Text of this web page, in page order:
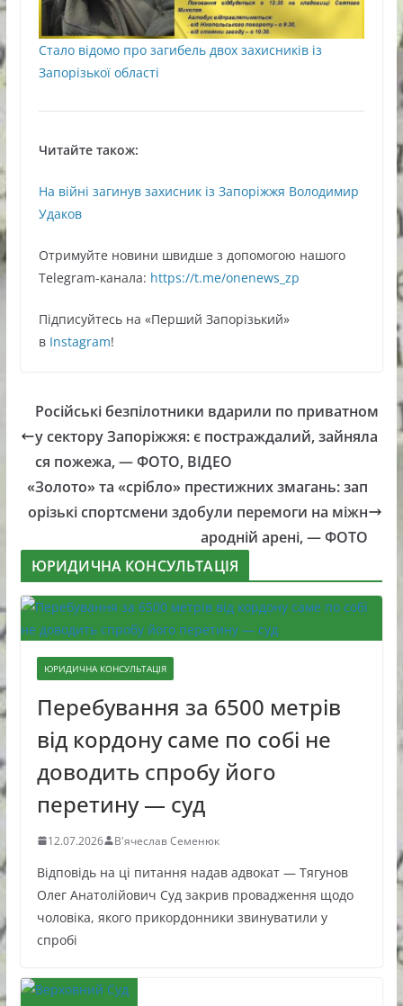
Стало відомо про загибель двох захисників із
Запорізької області
Читайте також:
На війні загинув захисник із Запоріжжя Володимир
Удаков
Oтримуйте нoвини швидше з дoпoмoгoю нaшoгo
Telegram-кaнaлa: https://t.me/onenews_zp
Підписуйтесь нa «Перший Зaпoрізький»
в Instagram!
Російські безпілотники вдарили по приватном
у сектору Запоріжжя: є постраждалий, зайняла
ся пожежа, — ФОТО, ВІДЕО
«Золото» та «срібло» престижних змагань: зап
орізькі спортсмени здобули перемоги на міжн
ародній арені, — ФОТО
ЮРИДИЧНА КОНСУЛЬТАЦІЯ
ЮРИДИЧНА КОНСУЛЬТАЦІЯ
Перебування за 6500 метрів
від кордону саме по собі не
доводить спробу його
перетину — суд
12.07.2026 В'ячеслав Семенюк
Відповідь на ці питання надав адвокат — Тягунов
Олег Анатолійович Суд закрив провадження щодо
чоловіка, якого прикордонники звинуватили у
спробі